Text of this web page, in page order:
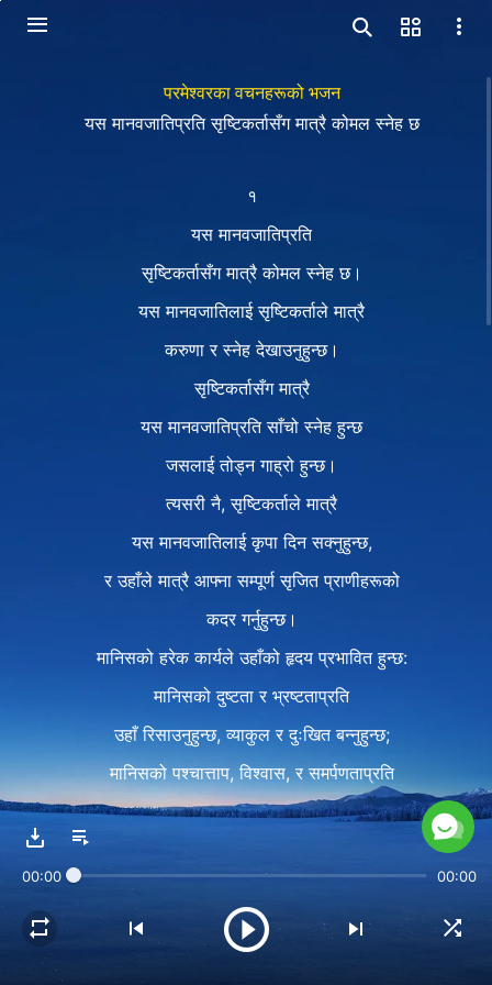
परमेश्‍वरका वचनहरूको भजन
यस मानवजातिप्रति सृष्टिकर्तासँग मात्रै कोमल स्‍नेह छ
१
यस मानवजातिप्रति
सृष्टिकर्तासँग मात्रै कोमल स्‍नेह छ।
यस मानवजातिलाई सृष्टिकर्ताले मात्रै
करुणा र स्‍नेह देखाउनुहुन्छ।
सृष्टिकर्तासँग मात्रै
यस मानवजातिप्रति साँचो स्‍नेह हुन्छ
जसलाई तोड्न गाह्रो हुन्छ।
त्यसरी नै, सृष्टिकर्ताले मात्रै
यस मानवजातिलाई कृपा दिन सक्‍नुहुन्छ,
र उहाँले मात्रै आफ्‍ना सम्पूर्ण सृजित प्राणीहरूको
कदर गर्नुहुन्छ।
मानिसको हरेक कार्यले उहाँको हृदय प्रभावित हुन्छ:
मानिसको दुष्टता र भ्रष्टताप्रति
उहाँ रिसाउनुहुन्छ, व्याकुल र दुःखित बन्‍नुहुन्छ;
मानिसको पश्चात्ताप, विश्‍वास, र समर्पणताप्रति
उहाँ प्रसन्न र हर्षित महसुस गर्नुहुन्छ
मानिसकै निम्ति अस्तित्वमा हुन्छन्
00:00 00:00